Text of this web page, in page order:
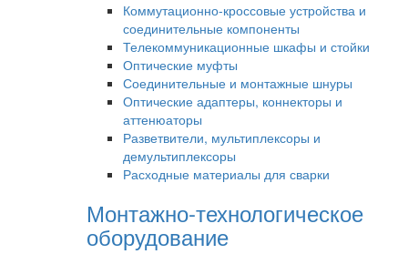
Коммутационно-кроссовые устройства и
соединительные компоненты
Телекоммуникационные шкафы и стойки
Оптические муфты
Соединительные и монтажные шнуры
Оптические адаптеры, коннекторы и
аттенюаторы
Разветвители, мультиплексоры и
демультиплексоры
Расходные материалы для сварки
Монтажно-технологическое
оборудование